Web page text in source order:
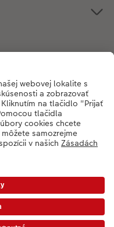
alebo objednávok,
[Po - Pia: 8:30 - 17:00 h]
údajov|